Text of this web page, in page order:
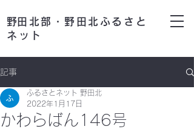
​野田北部・野田北ふるさと
ネット
記事
かわらばん146号
ふるさとネット 野田北
2022年1月17日